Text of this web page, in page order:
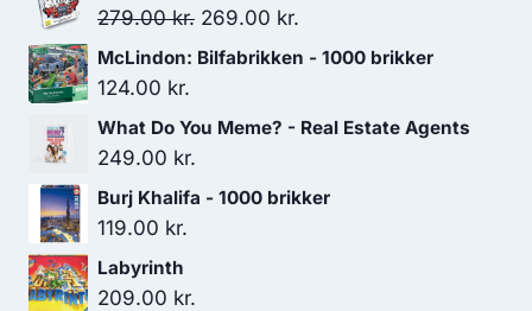
279.00kr. Den
oprindelige
269.00 kr.
aktuelle
McLindon: Bilfabrikken - 1000 brikker
124.00 kr.
What Do You Meme? - Real Estate Agents
249.00 kr.
Burj Khalifa - 1000 brikker
119.00 kr.
Labyrinth
209.00 kr.